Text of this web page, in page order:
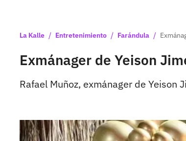
La Kalle / Entretenimiento / Farándula /
Exmánager de Yeison
Rafael Muñoz, exmánager de